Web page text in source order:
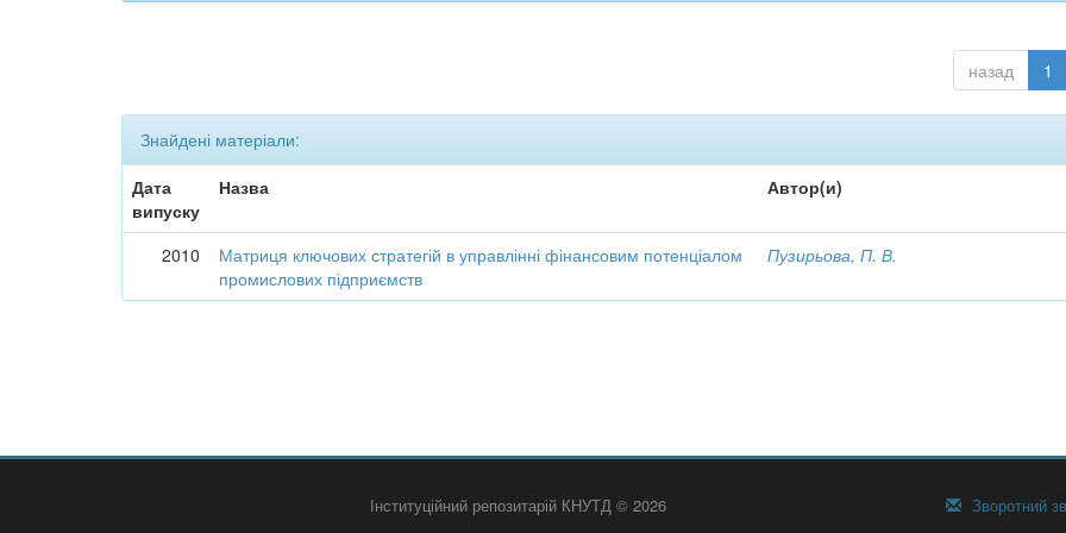
назад 1
Знайдені матеріали:
Дата
випуску
Назва Автор(и)
2010
Матриця ключових стратегій в управлінні фінансовим потенціалом
промислових підприємств
Пузирьова, П. В.
Інституційний репозитарій КНУТД © 2026 Зворотний